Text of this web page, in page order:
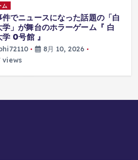
ム
件でニュースになった話題の「白
学」が舞台のホラーゲーム『 白
学 0号館 』
8月 10, 2026